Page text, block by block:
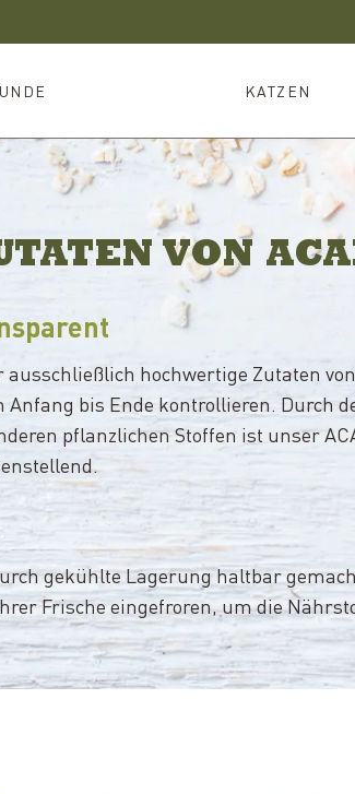
KATZEN
VON
hochwertige Zutaten
bis Ende kontrollieren. Durch
pflanzlichen Stoffen ist unser
gekühlte Lagerung haltbar
Frische eingefroren, um die